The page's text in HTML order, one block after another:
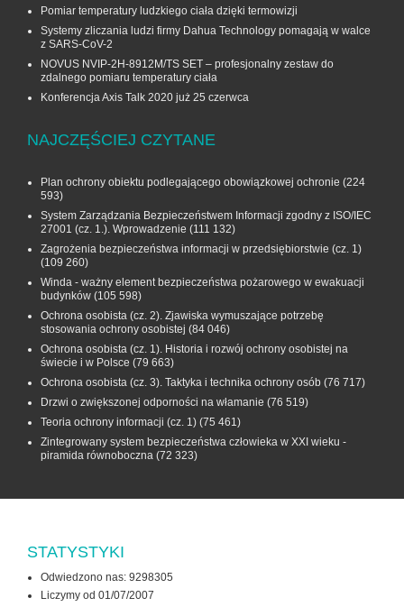
Pomiar temperatury ludzkiego ciała dzięki termowizji
Systemy zliczania ludzi firmy Dahua Technology pomagają w walce
z SARS-CoV-2
NOVUS NVIP-2H-8912M/TS SET – profesjonalny zestaw do
zdalnego pomiaru temperatury ciała
Konferencja Axis Talk 2020 już 25 czerwca
NAJCZĘŚCIEJ CZYTANE
Plan ochrony obiektu podlegającego obowiązkowej ochronie (224
593)
System Zarządzania Bezpieczeństwem Informacji zgodny z ISO/IEC
27001 (cz. 1.). Wprowadzenie (111 132)
Zagrożenia bezpieczeństwa informacji w przedsiębiorstwie (cz. 1)
(109 260)
Winda - ważny element bezpieczeństwa pożarowego w ewakuacji
budynków (105 598)
Ochrona osobista (cz. 2). Zjawiska wymuszające potrzebę
stosowania ochrony osobistej (84 046)
Ochrona osobista (cz. 1). Historia i rozwój ochrony osobistej na
świecie i w Polsce (79 663)
Ochrona osobista (cz. 3). Taktyka i technika ochrony osób (76 717)
Drzwi o zwiększonej odporności na włamanie (76 519)
Teoria ochrony informacji (cz. 1) (75 461)
Zintegrowany system bezpieczeństwa człowieka w XXI wieku -
piramida równoboczna (72 323)
STATYSTYKI
Odwiedzono nas: 9298305
Liczymy od 01/07/2007